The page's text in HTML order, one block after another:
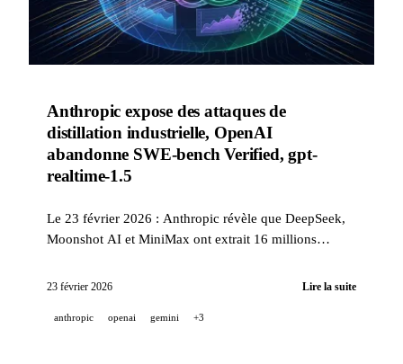
Anthropic expose des attaques de
distillation industrielle, OpenAI
abandonne SWE-bench Verified, gpt-
realtime-1.5
Le 23 février 2026 : Anthropic révèle que DeepSeek,
Moonshot AI et MiniMax ont extrait 16 millions
distiller Claude ; OpenAI abandonne SWE-bench
SWE-bench Pro ; gpt-realtime-1.5, WebSockets dans la
23 février 2026 Lire la suite
anthropic openai gemini +3